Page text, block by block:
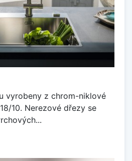
vyrobeny z chrom-niklové
10. Nerezové dřezy se